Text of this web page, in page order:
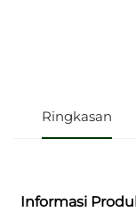
Ringkasan
Informasi